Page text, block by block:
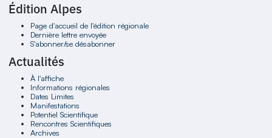
Édition Alpes
Page d'accueil de l'édition régionale
Dernière lettre envoyée
S'abonner/se désabonner
Actualités
À l'affiche
Informations régionales
Dates Limites
Manifestations
Potentiel Scientifique
Rencontres Scientifiques
Archives